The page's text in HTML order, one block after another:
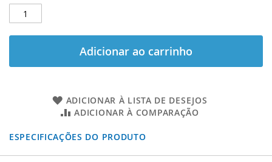
Adicionar ao carrinho
ADICIONAR À LISTA DE DESEJOS
ADICIONAR À COMPARAÇÃO
ESPECIFICAÇÕES DO PRODUTO